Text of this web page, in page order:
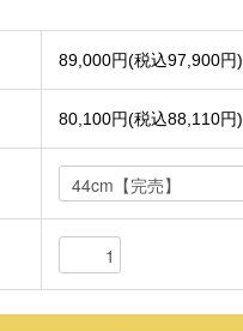
89,000円(税込97,900円)
80,100円(税込88,110円)